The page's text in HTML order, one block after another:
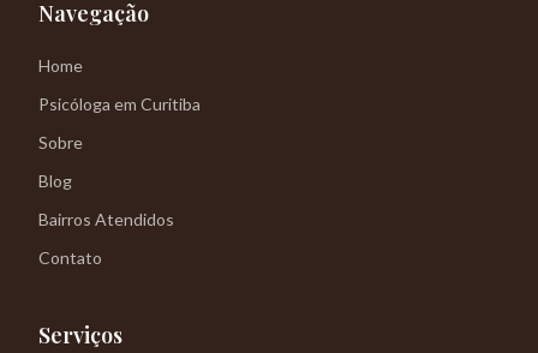
Navegação
Home
Psicóloga em Curitiba
Sobre
Blog
Bairros Atendidos
Contato
Serviços